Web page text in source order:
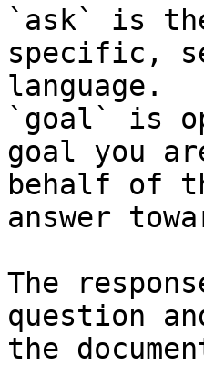
`ask` is
specific,
language.
`goal` is
goal you
behalf of
answer
The
question
the